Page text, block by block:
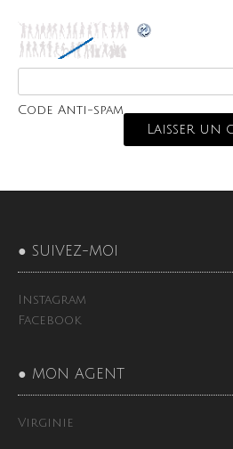
Code Anti-spam
● SUIVEZ-MOI
Instagram
Facebook
● MON AGENT
Virginie